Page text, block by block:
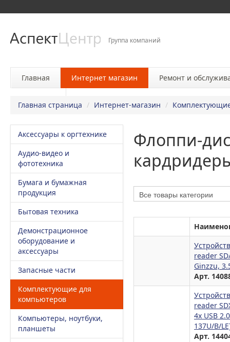
Группа компаний
Главная Интернет магазин Ремонт и
Главная страница / Интернет-магазин /
Аксессуары к оргтехнике
Аудио-видео и
фототехника
Бумага и бумажная
продукция
Бытовая техника
Демонстрационное
оборудование и
аксессуары
Запасные части
Комплектующие для
компьютеров
Компьютеры, ноутбуки,
планшеты
Флоппи-
reader
Ginzzu,
Арт.
reader
4х USB
137U/B/
Арт.